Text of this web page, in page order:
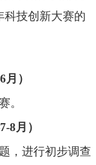
科技创新大赛的
6月）
。
7-8月）
，进行初步调查